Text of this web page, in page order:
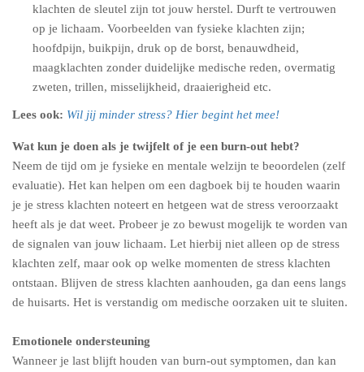
klachten de sleutel zijn tot jouw herstel. Durft te vertrouwen
op je lichaam. Voorbeelden van fysieke klachten zijn;
hoofdpijn, buikpijn, druk op de borst, benauwdheid,
maagklachten zonder duidelijke medische reden, overmatig
zweten, trillen, misselijkheid, draaierigheid etc.
Lees ook: Wil jij minder stress? Hier begint het mee!
Wat kun je doen als je twijfelt of je een burn-out hebt?
Neem de tijd om je fysieke en mentale welzijn te beoordelen (zelf
evaluatie). Het kan helpen om een dagboek bij te houden waarin
je je stress klachten noteert en hetgeen wat de stress veroorzaakt
heeft als je dat weet. Probeer je zo bewust mogelijk te worden van
de signalen van jouw lichaam. Let hierbij niet alleen op de stress
klachten zelf, maar ook op welke momenten de stress klachten
ontstaan. Blijven de stress klachten aanhouden, ga dan eens langs
de huisarts. Het is verstandig om medische oorzaken uit te sluiten.
Emotionele ondersteuning
Wanneer je last blijft houden van burn-out symptomen, dan kan